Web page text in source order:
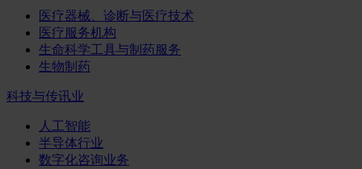
医疗器械、诊断与医疗技术
医疗服务机构
生命科学工具与制药服务
生物制药
科技与传讯业
人工智能
半导体行业
数字化咨询业务